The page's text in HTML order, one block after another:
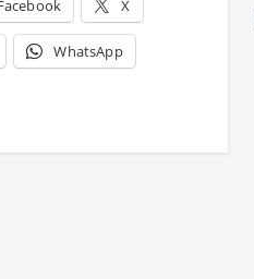
X
WhatsApp